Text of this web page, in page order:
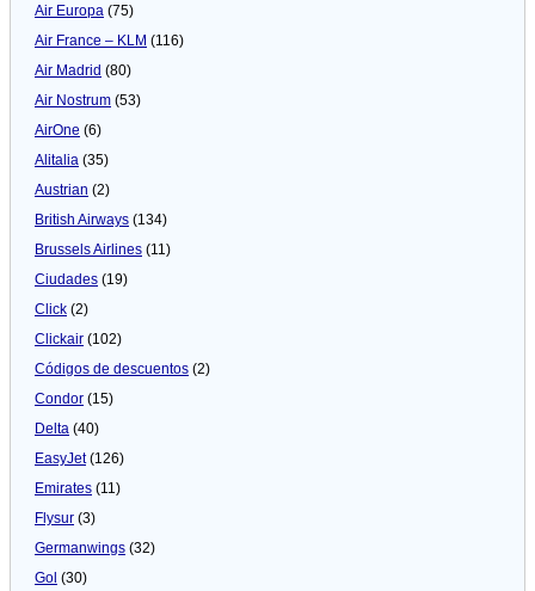
Air Europa (75)
Air France – KLM (116)
Air Madrid (80)
Air Nostrum (53)
AirOne (6)
Alitalia (35)
Austrian (2)
British Airways (134)
Brussels Airlines (11)
Ciudades (19)
Click (2)
Clickair (102)
Códigos de descuentos (2)
Condor (15)
Delta (40)
EasyJet(126)
Emirates (11)
Flysur (3)
Germanwings (32)
Gol (30)